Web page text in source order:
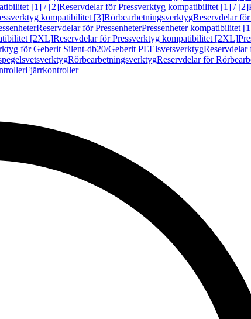
[1] / [2]Reservdelar för Pressverktyg kompatibilitet [1] / [2]
kompatibilitet [3]RörbearbetningsverktygReservdelar
Reservdelar för PressenheterPressenheter kompatibilitet
[2XL]Reservdelar för Pressverktyg kompatibilitet [2XL]
för Geberit Silent-db20/Geberit PEElsvetsverktyg
RörbearbetningsverktygReservdelar för
Fjärrkontroller